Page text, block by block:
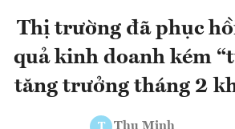
Thị trường đã phục
quả kinh doanh kém
tăng trưởng tháng 2
T